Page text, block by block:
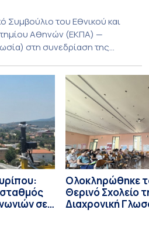
Συμβούλιο του Εθνικού και
Αθηνών (ΕΚΠΑ) —
στη συνεδρίαση της
υποβολής εκδήλωσης
σε Προγράμματα Σπουδών,
μας στο Παράρτημα Κύπρου
2027, έως τη Δευτέρα 31
σταθμός
σε
Ολοκληρώθηκε
Θερινό Σχολείο
Διαχρονική